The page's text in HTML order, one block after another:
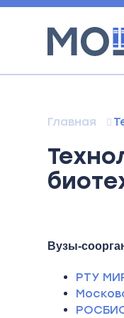
Главная
Вузы-
РТУ